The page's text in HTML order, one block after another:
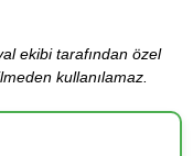
ekibi tarafından özel
kullanılamaz.